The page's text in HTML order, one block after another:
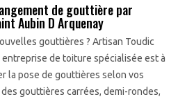
de gouttière par
Aubin D Arquenay
gouttières ? Artisan Toudic
de toiture spécialisée est à
la pose de gouttières selon vos
gouttières carrées, demi-rondes,